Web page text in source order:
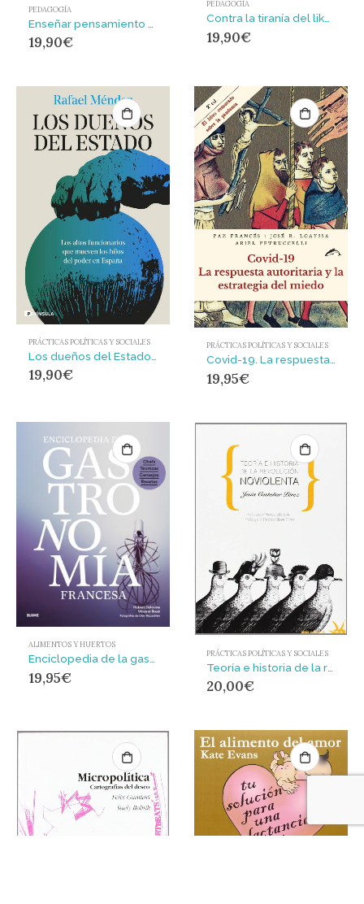
PEDAGOGÍA
19,90€
PEDAGOGÍA
Contra la tiranía del like : Filosofía práctica para padres y educadores de adolescentes hiperconectados
19,90€
PRÁCTICAS POLÍTICAS Y SOCIALES
19,90€
PRÁCTICAS POLÍTICAS Y SOCIALES
19,95€
ALIMENTOS Y HUERTOS
19,95€
PRÁCTICAS POLÍTICAS Y SOCIALES
20,00€